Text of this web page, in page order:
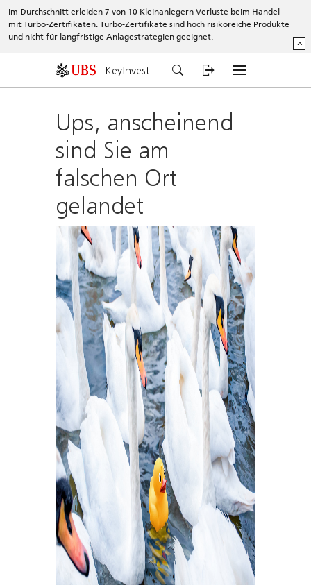
Im Durchschnitt erleiden 7 von 10 Kleinanlegern Verluste beim Handel
mit Turbo-Zertifikaten. Turbo-Zertifikate sind hoch risikoreiche Produkte
und nicht für langfristige Anlagestrategien geeignet.
^
KeyInvest
Ups, anscheinend
sind Sie am
falschen Ort
gelandet